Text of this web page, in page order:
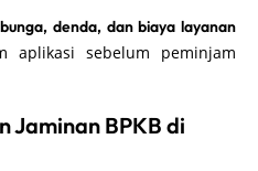
bunga, denda, dan biaya layanan
aplikasi sebelum peminjam
Jaminan BPKB di